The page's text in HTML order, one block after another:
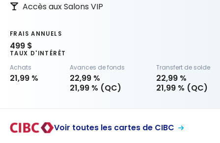
Accès aux Salons VIP
FRAIS ANNUELS
499 $
TAUX D'INTÉRÊT
Achats
21,99 %
Avances de fonds
22,99 %
21,99 % (QC)
Transfert de solde
22,99 %
21,99 % (QC)
Voir toutes les cartes de CIBC